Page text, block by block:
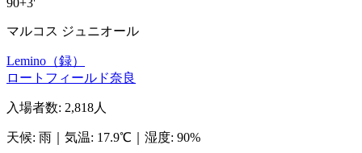
マルコス ジュニオール
Lemino（録）
ロートフィールド奈良
入場者数: 2,818人
天候: 雨 気温: 17.9℃ 湿度: 90%